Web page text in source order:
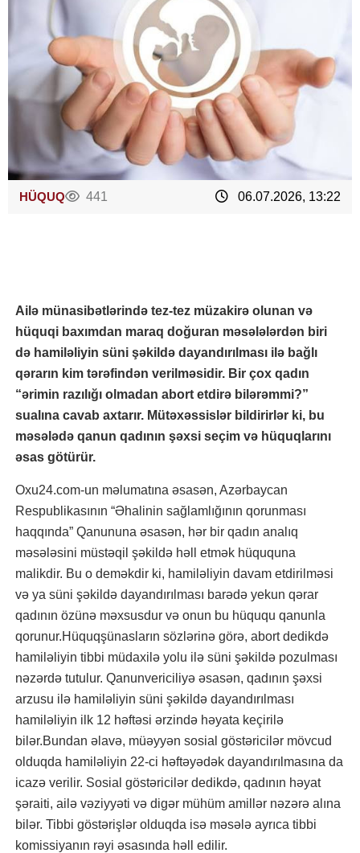
HÜQUQ 441 06.07.2026, 13:22
Ailə münasibətlərində tez-tez müzakirə olunan və
hüquqi baxımdan maraq doğuran məsələlərdən biri
də hamiləliyin süni şəkildə dayandırılması ilə bağlı
qərarın kim tərəfindən verilməsidir. Bir çox qadın
“ərimin razılığı olmadan abort etdirə bilərəmmi?”
sualına cavab axtarır. Mütəxəssislər bildirirlər ki, bu
məsələdə qanun qadının şəxsi seçim və hüquqlarını
əsas götürür.
Oxu24.com-un məlumatına əsasən, Azərbaycan
Respublikasının “Əhalinin sağlamlığının qorunması
haqqında” Qanununa əsasən, hər bir qadın analıq
məsələsini müstəqil şəkildə həll etmək hüququna
malikdir. Bu o deməkdir ki, hamiləliyin davam etdirilməsi
və ya süni şəkildə dayandırılması barədə yekun qərar
qadının özünə məxsusdur və onun bu hüququ qanunla
qorunur.Hüquqşünasların sözlərinə görə, abort dedikdə
hamiləliyin tibbi müdaxilə yolu ilə süni şəkildə pozulması
nəzərdə tutulur. Qanunvericiliyə əsasən, qadının şəxsi
arzusu ilə hamiləliyin süni şəkildə dayandırılması
hamiləliyin ilk 12 həftəsi ərzində həyata keçirilə
bilər.Bundan əlavə, müəyyən sosial göstəricilər mövcud
olduqda hamiləliyin 22-ci həftəyədək dayandırılmasına da
icazə verilir. Sosial göstəricilər dedikdə, qadının həyat
şəraiti, ailə vəziyyəti və digər mühüm amillər nəzərə alına
bilər. Tibbi göstərişlər olduqda isə məsələ ayrıca tibbi
komissiyanın rəyi əsasında həll edilir.